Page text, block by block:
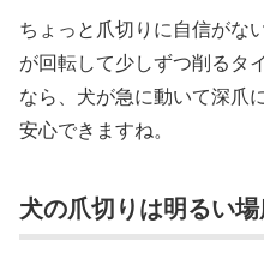
ちょっと爪切りに自信がな
が回転して少しずつ削るタ
なら、犬が急に動いて深爪
安心できますね。
犬の爪切りは明るい